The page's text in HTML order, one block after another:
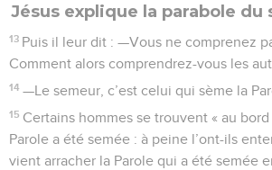
Jésus explique la parabole du
13 Puis il leur dit : —Vous ne comprenez
Comment alors comprendrez-vous les
14 —Le semeur, c’est celui qui sème la
15 Certains hommes se trouvent « au
Parole a été semée : à peine l’ont-ils
vient arracher la Parole qui a été semée